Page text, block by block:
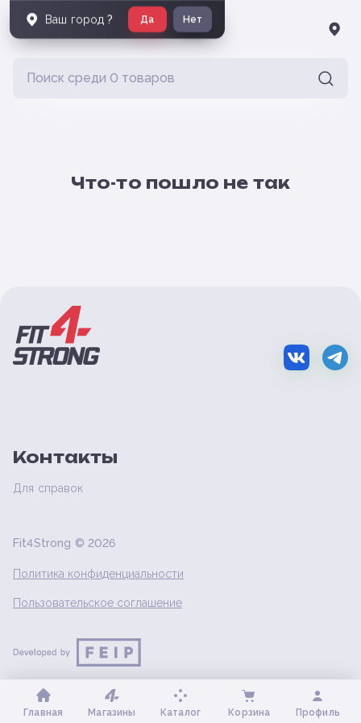
Что-то пошло не так
Контакты
Для справок
Fit4Strong © 2026
Политика конфиденциальности
Пользовательское соглашение
Главная Магазины Каталог Корзина Профиль
Ваш город ? Да Нет